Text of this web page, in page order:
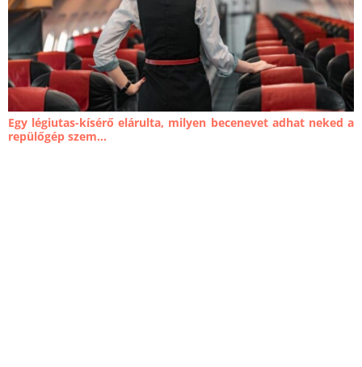
Egy légiutas-kísérő elárulta, milyen becenevet adhat neked a
repülőgép szem...